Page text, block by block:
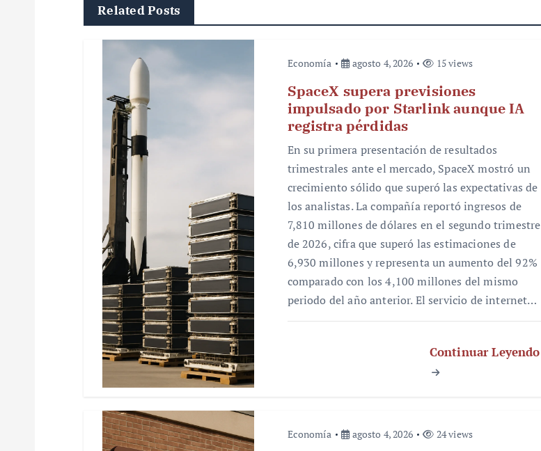
Related Posts
Economía agosto 4, 2026 15 views
SpaceX supera previsiones
impulsado por Starlink aunque IA
registra pérdidas
En su primera presentación de resultados
trimestrales ante el mercado, SpaceX mostró un
crecimiento sólido que superó las expectativas de
los analistas. La compañía reportó ingresos de
7,810 millones de dólares en el segundo trimestre
de 2026, cifra que superó las estimaciones de
6,930 millones y representa un aumento del 92%
comparado con los 4,100 millones del mismo
periodo del año anterior. El servicio de internet…
Continuar Leyendo
Economía agosto 4, 2026 24 views